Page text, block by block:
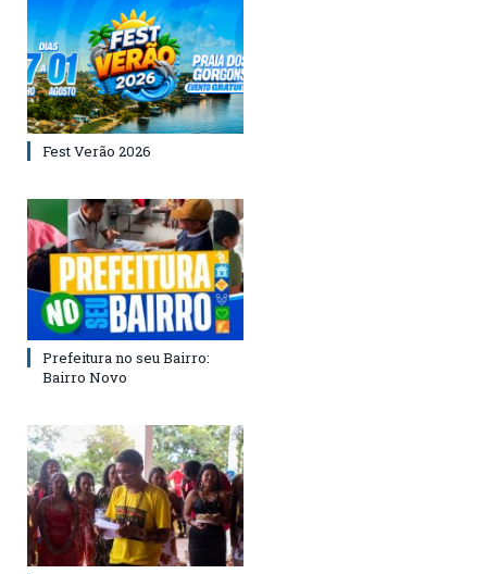
Fest Verão 2026
Prefeitura no seu Bairro:
Bairro Novo